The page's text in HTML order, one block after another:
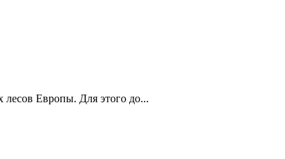
Европы. Для этого до...